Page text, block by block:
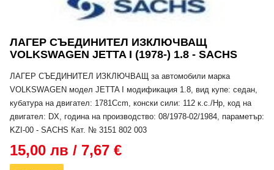
ЛАГЕР СЪЕДИНИТЕЛ ИЗКЛЮЧВАЩ
VOLKSWAGEN JETTA I (1978-) 1.8 - SACHS
ЛАГЕР СЪЕДИНИТЕЛ ИЗКЛЮЧВАЩ за автомобили марка
VOLKSWAGEN модел JETTA I модификация 1.8, вид купе: седан,
кубатура на двигател: 1781Ccm, конски сили: 112 к.с./Hp, код на
двигател: DX, година на производство: 08/1978-02/1984, параметър:
KZI-00 - SACHS Кат. № 3151 802 003
15,00 лв / 7,67 €